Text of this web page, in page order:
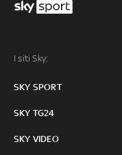
I siti Sky:
SKY SPORT
SKY TG24
SKY VIDEO